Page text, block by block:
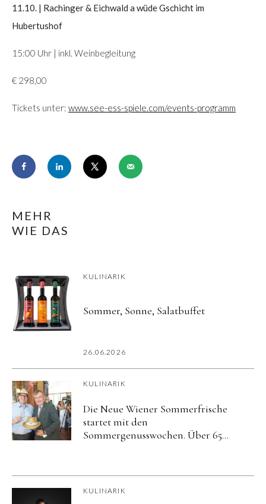
11.10. | Rachinger & Eichwald a wüde Gschicht im
Hubertushof
15:00 Uhr | inkl. Weinbegleitung
€ 298,00
Tickets unter: www.see-ess-spiele.com/events-programm
MEHR
WIE DAS
KULINARIK
Sommer, Sonne, Salatbuffet
26.06.2026
KULINARIK
Die Neue Wiener Sommerfrische
startet mit den
Sommergenusswochen. Über 65
mitten in Wien
KULINARIK